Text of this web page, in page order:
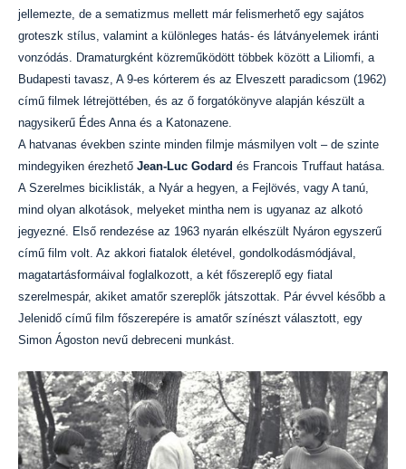
jellemezte, de a sematizmus mellett már felismerhető egy sajátos
groteszk stílus, valamint a különleges hatás- és látványelemek iránti
vonzódás. Dramaturgként közreműködött többek között a Liliomfi, a
Budapesti tavasz, A 9-es kórterem és az Elveszett paradicsom (1962)
című filmek létrejöttében, és az ő forgatókönyve alapján készült a
nagysikerű Édes Anna és a Katonazene.
A hatvanas években szinte minden filmje másmilyen volt – de szinte
mindegyiken érezhető Jean-Luc Godard és Francois Truffaut hatása.
A Szerelmes biciklisták, a Nyár a hegyen, a Fejlövés, vagy A tanú,
mind olyan alkotások, melyeket mintha nem is ugyanaz az alkotó
jegyezné. Első rendezése az 1963 nyarán elkészült Nyáron egyszerű
című film volt. Az akkori fiatalok életével, gondolkodásmódjával,
magatartásformáival foglalkozott, a két főszereplő egy fiatal
szerelmespár, akiket amatőr szereplők játszottak. Pár évvel később a
Jelenidő című film főszerepére is amatőr színészt választott, egy
Simon Ágoston nevű debreceni munkást.